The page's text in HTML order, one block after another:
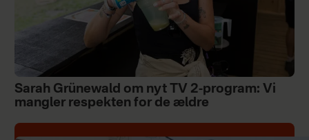
Sarah Grünewald om nyt TV 2-program: Vi
mangler respekten for de ældre